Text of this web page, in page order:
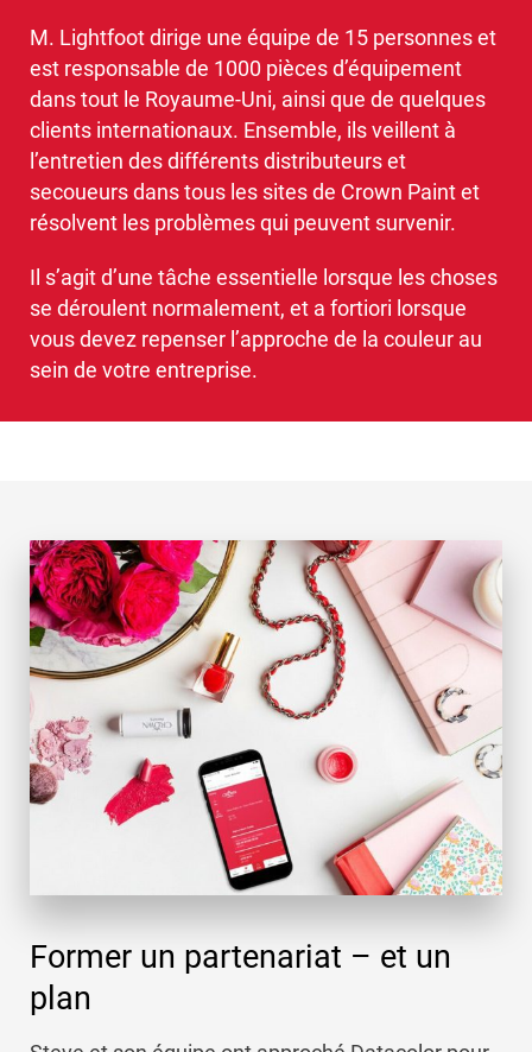
M. Lightfoot dirige une équipe de 15 personnes et
est responsable de 1000 pièces d’équipement
dans tout le Royaume-Uni, ainsi que de quelques
clients internationaux. Ensemble, ils veillent à
l’entretien des différents distributeurs et
secoueurs dans tous les sites de Crown Paint et
résolvent les problèmes qui peuvent survenir.
Il s’agit d’une tâche essentielle lorsque les choses
se déroulent normalement, et a fortiori lorsque
vous devez repenser l’approche de la couleur au
sein de votre entreprise.
Former un partenariat – et un
plan